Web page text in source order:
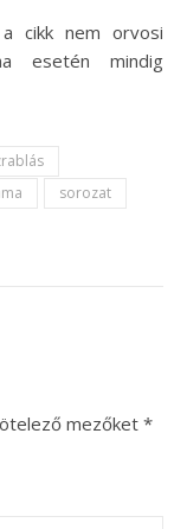
cikk nem orvosi
esetén mindig
sorozat
mezőket *